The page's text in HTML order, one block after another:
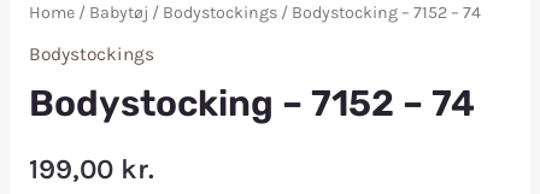
Home/ Babytøj / Bodystockings/ Bodystocking – 7152 – 74
Bodystockings
Bodystocking – 7152 – 74
199,00 kr.